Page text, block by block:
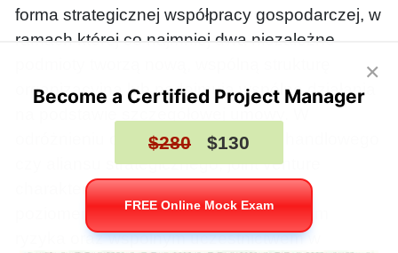
forma strategicznej współpracy gospodarczej, w
ramach której co najmniej dwa niezależne
organizacyjną lub podejmują wspólne działania
odróżnieniu od zwykłego kontraktu handlowego
czy aliansu strategicznego, joint venture
charakteryzuje się znacznie głębszym
poziomem integracji zasobów, podziałem
ryzyka oraz wspólnym uczestnictwem w
×
Become a Certified Project Manager
$280 $130
FREE Online Mock Exam